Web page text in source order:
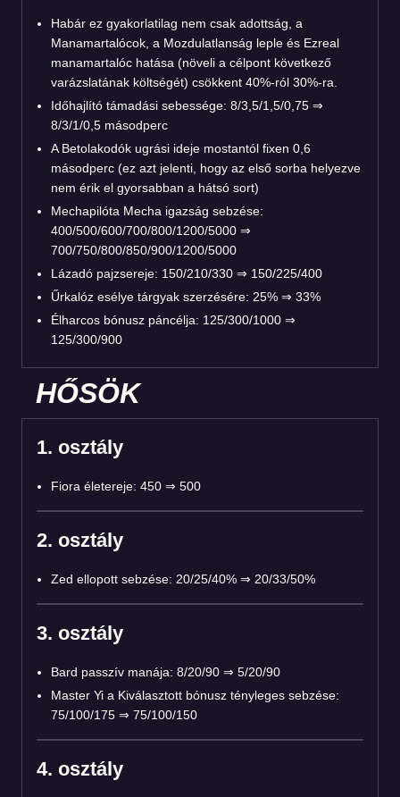
Habár ez gyakorlatilag nem csak adottság, a
Manamartalócok, a Mozdulatlanság leple és Ezreal
manamartalóc hatása (növeli a célpont következő
varázslatának költségét) csökkent 40%-ról 30%-ra.
Időhajlító támadási sebessége: 8/3,5/1,5/0,75 ⇒
8/3/1/0,5 másodperc
A Betolakodók ugrási ideje mostantól fixen 0,6
másodperc (ez azt jelenti, hogy az első sorba helyezve
nem érik el gyorsabban a hátsó sort)
Mechapilóta Mecha igazság sebzése:
400/500/600/700/800/1200/5000 ⇒
700/750/800/850/900/1200/5000
Lázadó pajzsereje: 150/210/330 ⇒ 150/225/400
Űrkalóz esélye tárgyak szerzésére: 25% ⇒ 33%
Élharcos bónusz páncélja: 125/300/1000 ⇒
125/300/900
HŐSÖK
1. osztály
Fiora életereje: 450 ⇒ 500
2. osztály
Zed ellopott sebzése: 20/25/40% ⇒ 20/33/50%
3. osztály
Bard passzív manája: 8/20/90 ⇒ 5/20/90
Master Yi a Kiválasztott bónusz tényleges sebzése:
75/100/175 ⇒ 75/100/150
4. osztály